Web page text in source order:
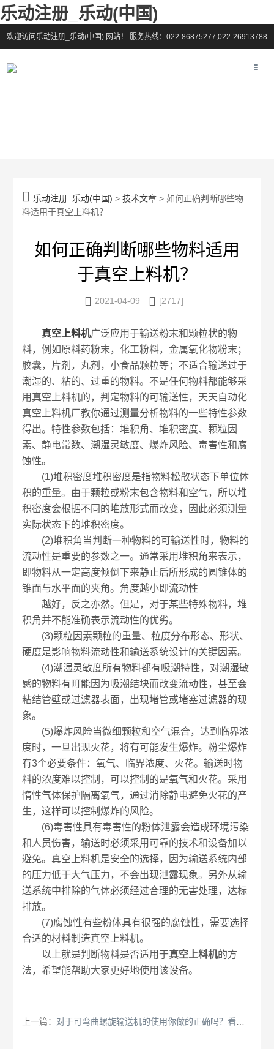
乐动注册_乐动(中国)
欢迎访问乐动注册_乐动(中国) 网站！ 服务热线：022-86875277,022-26913788
 乐动注册_乐动(中国) >技术文章 > 如何正确判断哪些物
料适用于真空上料机？
如何正确判断哪些物料适用
于真空上料机？
 2021-04-09  [2717]
真空上料机广泛应用于输送粉末和颗粒状的物
料，例如原料药粉末，化工粉料，金属氧化物粉末；
胶囊，片剂，丸剂，小食品颗粒等；不适合输送过于
潮湿的、粘的、过重的物料。不是任何物料都能够采
用真空上料机的，判定物料的可输送性，天天自动化
真空上料机厂教你通过测量分析物料的一些特性参数
得出。特性参数包括：堆积角、堆积密度、颗粒因
素、静电常数、潮湿灵敏度、爆炸风险、毒害性和腐
蚀性。
(1)堆积密度堆积密度是指物料松散状态下单位体
积的重量。由于颗粒或粉末包含物料和空气，所以堆
积密度会根据不同的堆放形式而改变，因此必须测量
实际状态下的堆积密度。
(2)堆积角当判断一种物料的可输送性时，物料的
流动性是重要的参数之一。通常采用堆积角来表示，
即物料从一定高度倾倒下来静止后所形成的圆锥体的
锥面与水平面的夹角。角度越小即流动性
越好，反之亦然。但是，对于某些特殊物料，堆
积角并不能准确表示流动性的优劣。
(3)颗粒因素颗粒的重量、粒度分布形态、形状、
硬度是影响物料流动性和输送系统设计的关键因素。
(4)潮湿灵敏度所有物料都有吸潮特性，对潮湿敏
感的物料有町能因为吸潮结块而改变流动性，甚至会
粘结管壁或过滤器表面，出现堵管或堵塞过滤器的现
象。
(5)爆炸风险当微细颗粒和空气混合，达到临界浓
度时，一旦出现火花，将有可能发生爆炸。粉尘爆炸
有3个必要条件：氧气、临界浓度、火花。输送时物
料的浓度难以控制，可以控制的是氧气和火花。采用
惰性气体保护隔离氧气，通过消除静电避免火花的产
生，这样可以控制爆炸的风险。
(6)毒害性具有毒害性的粉体泄露会造成环境污染
和人员伤害，输送时必须采用可靠的技术和设备加以
避免。真空上料机是安全的选择，因为输送系统内部
的压力低于大气压力，不会出现泄露现象。另外从输
送系统中排除的气体必须经过合理的无害处理，达标
排放。
(7)腐蚀性有些粉体具有很强的腐蚀性，需要选择
合适的材料制造真空上料机。
以上就是判断物料是否适用于真空上料机的方
法，希望能帮助大家更好地使用该设备。
上一篇： 对于可弯曲螺旋输送机的使用你做的正确吗？看这里！